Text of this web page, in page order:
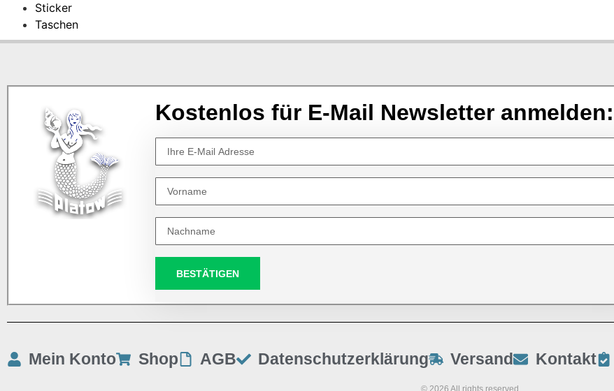
Sticker
Taschen
Kostenlos für E-Mail Newsletter anmelden:
BESTÄTIGEN
Mein Konto Shop AGB Datenschutzerklärung Versand Kontakt